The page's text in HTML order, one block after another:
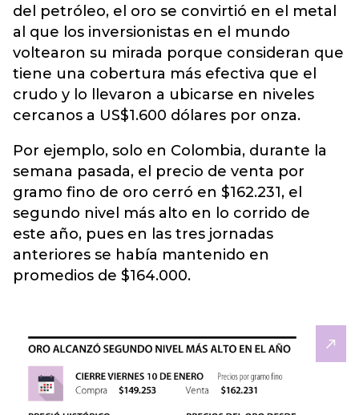
del petróleo, el oro se convirtió en el metal
al que los inversionistas en el mundo
voltearon su mirada porque consideran que
tiene una cobertura más efectiva que el
crudo y lo llevaron a ubicarse en niveles
cercanos a US$1.600 dólares por onza.
Por ejemplo, solo en Colombia, durante la
semana pasada, el precio de venta por
gramo fino de oro cerró en $162.231, el
segundo nivel más alto en lo corrido de
este año, pues en las tres jornadas
anteriores se había mantenido en
promedios de $164.000.